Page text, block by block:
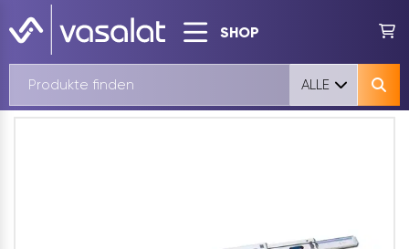
SHOP
ALLE